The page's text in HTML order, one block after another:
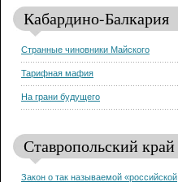
Кабардино-Балкария
Странные чиновники Майского
Тарифная мафия
На грани будущего
Ставропольский край
Закон о так называемой «российской